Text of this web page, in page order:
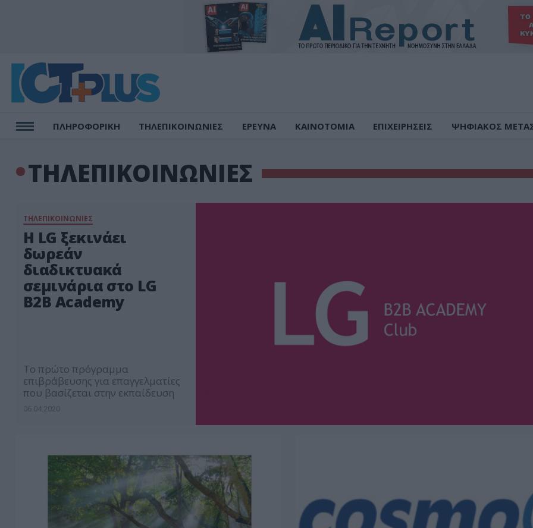
ΠΛΗΡΟΦΟΡΙΚΗ ΤΗΛΕΠΙΚΟΙΝΩΝΙΕΣ ΕΡΕΥΝΑ ΚΑΙΝΟΤΟΜΙΑ ΕΠΙΧΕΙΡΗΣΕΙΣ ΨΗΦΙΑΚΟΣ
ΤΗΛΕΠΙΚΟΙΝΩΝΙΕΣ
ΤΗΛΕΠΙΚΟΙΝΩΝΙΕΣ
Η LG ξεκινάει
δωρεάν
διαδικτυακά
σεμινάρια στο LG
B2B Academy
Tο πρώτο πρόγραμμα
επιβράβευσης για επαγγελματίες
που βασίζεται στην εκπαίδευση